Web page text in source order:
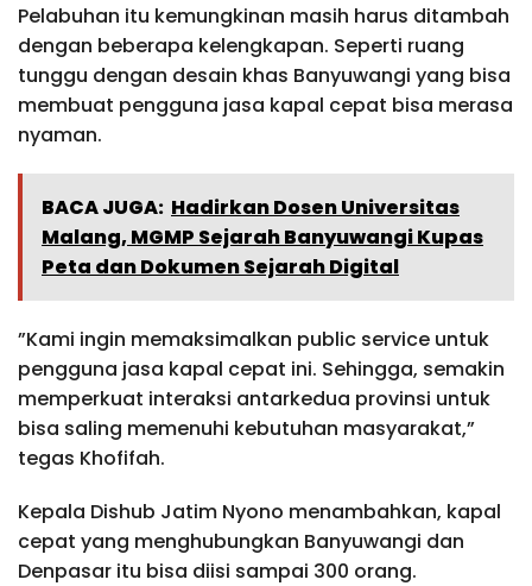
Pelabuhan itu kemungkinan masih harus ditambah
dengan beberapa kelengkapan. Seperti ruang
tunggu dengan desain khas Banyuwangi yang bisa
membuat pengguna jasa kapal cepat bisa merasa
nyaman.
BACA JUGA: Hadirkan Dosen Universitas
Malang, MGMP Sejarah Banyuwangi Kupas
Peta dan Dokumen Sejarah Digital
”Kami ingin memaksimalkan public service untuk
pengguna jasa kapal cepat ini. Sehingga, semakin
memperkuat interaksi antarkedua provinsi untuk
bisa saling memenuhi kebutuhan masyarakat,”
tegas Khofifah.
Kepala Dishub Jatim Nyono menambahkan, kapal
cepat yang menghubungkan Banyuwangi dan
Denpasar itu bisa diisi sampai 300 orang.